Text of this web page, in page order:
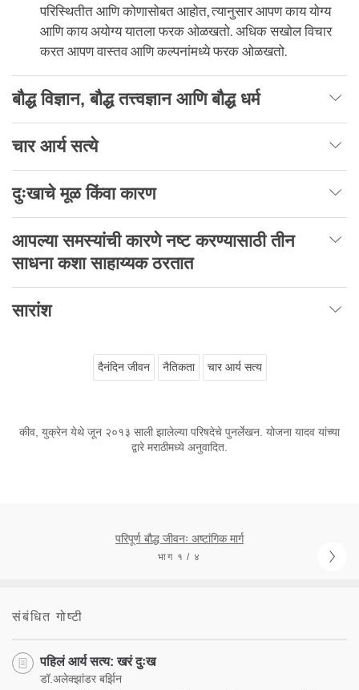
परिस्थितीत आणि कोणासोबत आहोत, त्यानुसार आपण काय योग्य
आणि काय अयोग्य यातला फरक ओळखतो. अधिक सखोल विचार
करत आपण वास्तव आणि कल्पनांमध्ये फरक ओळखतो.
बौद्ध विज्ञान, बौद्ध तत्त्वज्ञान आणि बौद्ध धर्म
चार आर्य सत्ये
दुःखाचे मूळ किंवा कारण
आपल्या समस्यांची कारणे नष्ट करण्यासाठी तीन
साधना कशा साहाय्यक ठरतात
सारांश
दैनंदिन जीवन नैतिकता चार आर्य सत्य
कीव, युक्रेन येथे जून २०१३ साली झालेल्या परिषदेचे पुनर्लेखन. योजना यादव यांच्या
द्वारे मराठीमध्ये अनुवादित.
परिपूर्ण बौद्ध जीवनः अष्टांगिक मार्ग
भाग १ / ४
संबंधित गोष्टी
पहिलं आर्य सत्य: खरं दुःख
डॉ.अलेक्झांडर बर्झिन